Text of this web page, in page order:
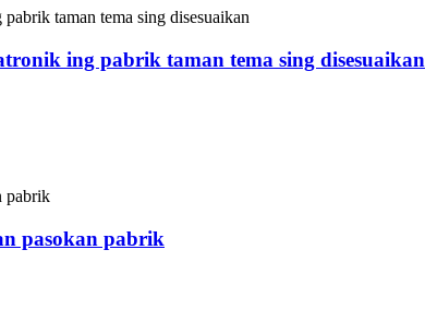
ing pabrik taman tema sing disesuaikan
pasokan pabrik